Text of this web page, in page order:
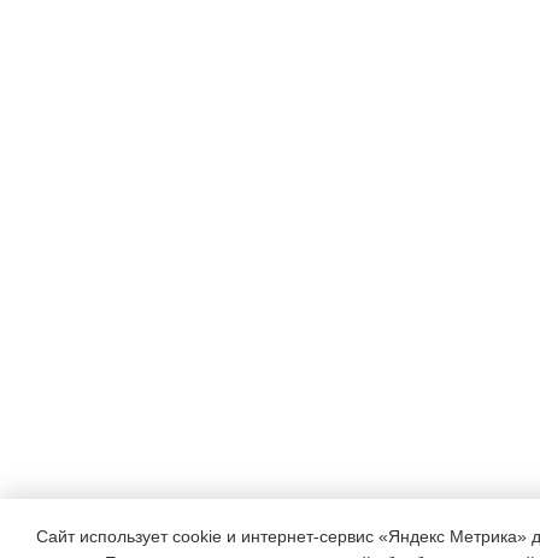
Сайт использует cookie и интернет-сервис «Яндекс Метрика»